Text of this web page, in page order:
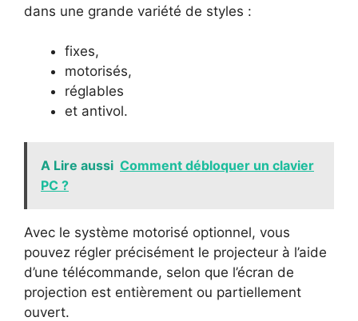
dans une grande variété de styles :
fixes,
motorisés,
réglables
et antivol.
A Lire aussi Comment débloquer un clavier
PC ?
Avec le système motorisé optionnel, vous
pouvez régler précisément le projecteur à l’aide
d’une télécommande, selon que l’écran de
projection est entièrement ou partiellement
ouvert.